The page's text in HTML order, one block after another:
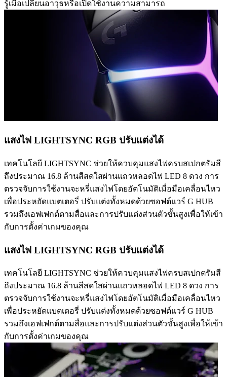
รู้เมื่อเปลี่ยนอาวุธหรือเปิดใช้งานความสามารถ
แสงไฟ LIGHTSYNC RGB ปรับแต่งได้
เทคโนโลยี LIGHTSYNC ช่วยให้ควบคุมแสงไฟครบสเปกตรัมสี
ถึงประมาณ 16.8 ล้านสีสดใสผ่านแถวหลอดไฟ LED 8 ดวง การ
ตรวจจับการใช้งานจะหรี่แสงไฟโดยอัตโนมัติเมื่อมือเคลื่อนไหว
เพื่อประหยัดแบตเตอรี่ ปรับแต่งทั้งหมดด้วยซอฟต์แวร์ G HUB
รวมถึงเอฟเฟกต์ตามสื่อและการปรับแต่งส่วนตัวขั้นสูงเพื่อให้เข้า
กับการตั้งค่าเกมของคุณ
แสงไฟ LIGHTSYNC RGB ปรับแต่งได้
เทคโนโลยี LIGHTSYNC ช่วยให้ควบคุมแสงไฟครบสเปกตรัมสี
ถึงประมาณ 16.8 ล้านสีสดใสผ่านแถวหลอดไฟ LED 8 ดวง การ
ตรวจจับการใช้งานจะหรี่แสงไฟโดยอัตโนมัติเมื่อมือเคลื่อนไหว
เพื่อประหยัดแบตเตอรี่ ปรับแต่งทั้งหมดด้วยซอฟต์แวร์ G HUB
รวมถึงเอฟเฟกต์ตามสื่อและการปรับแต่งส่วนตัวขั้นสูงเพื่อให้เข้า
กับการตั้งค่าเกมของคุณ